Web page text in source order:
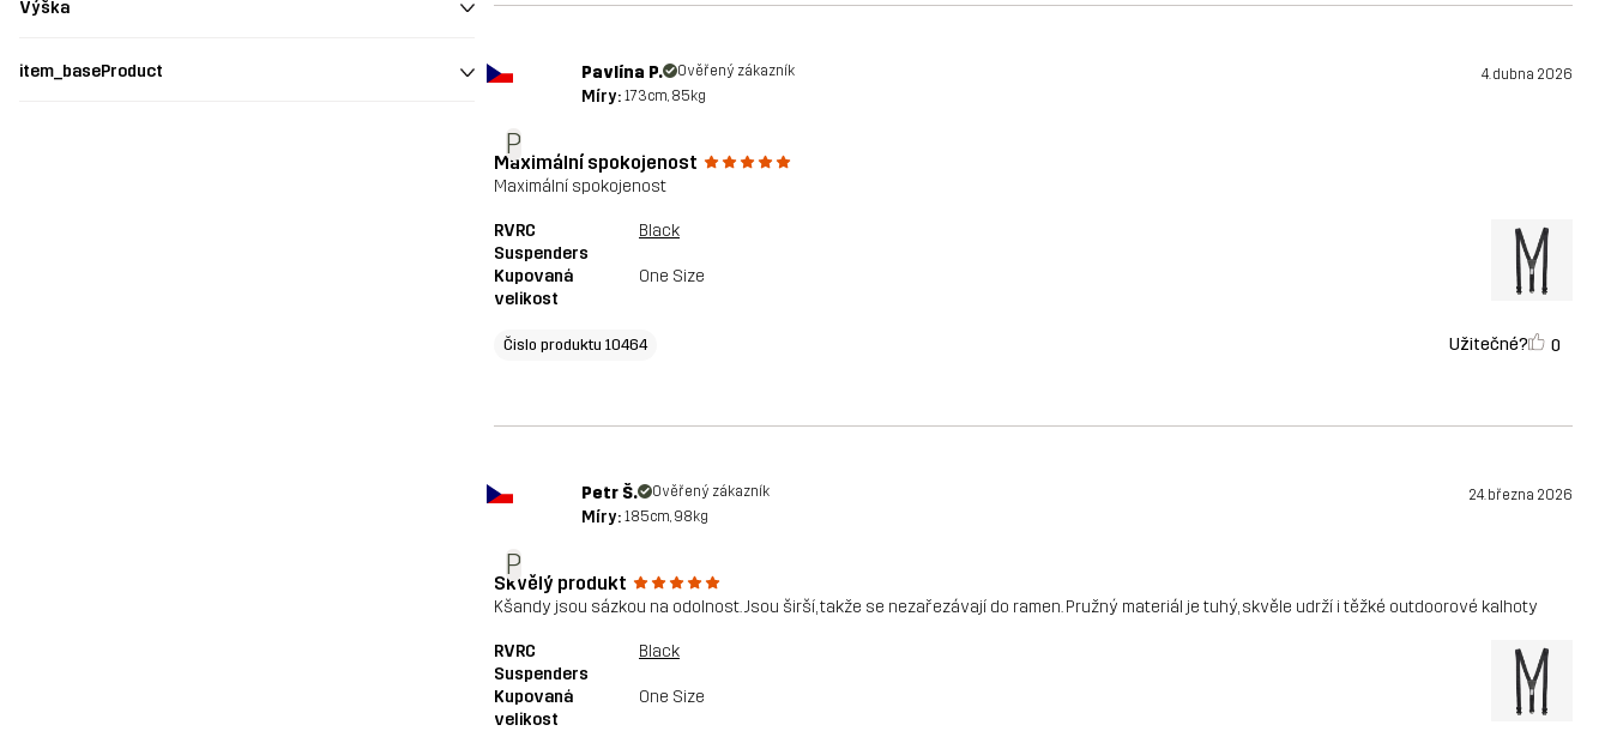
Výška
item_baseProduct
P
Pavlína P. Ověřený zákazník 4. dubna 2026
Míry: 173cm, 85kg
Maximální spokojenost
Maximální spokojenost
RVRC
Suspenders
Black
Kupovaná
velikost
One Size
Čislo produktu 10464 Užitečné? 0
P
Petr Š. Ověřený zákazník 24. března 2026
Míry: 185cm, 98kg
Skvělý produkt
Kšandy jsou sázkou na odolnost. Jsou širší, takže se nezařezávají do ramen. Pružný materiál je tuhý, skvěle udrží i těžké outdoorové kalhoty
RVRC
Suspenders
Black
Kupovaná
velikost
One Size